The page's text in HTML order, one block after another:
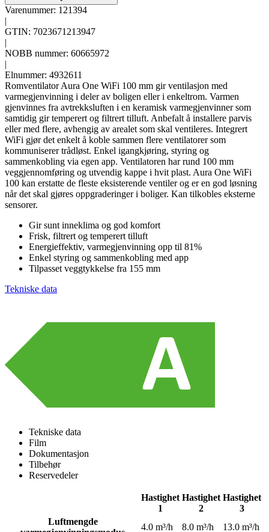
Varenummer: 121394
|
GTIN: 7023671213947
|
NOBB nummer: 60665972
|
Elnummer: 4932611
Romventilator Aura One WiFi 100 mm gir ventilasjon med
varmegjenvinning i deler av boligen eller i enkeltrom. Varmen
gjenvinnes fra avtrekksluften i en keramisk varmegjenvinner som
samtidig gir temperert og filtrert tilluft. Anbefalt å installere parvis
eller med flere, avhengig av arealet som skal ventileres. Integrert
WiFi gjør det enkelt å koble sammen flere ventilatorer som
kommuniserer trådløst. Enkel igangkjøring, styring og
sammenkobling via egen app. Ventilatoren har rund 100 mm
veggjennomføring og utvendig kappe i hvit plast. Aura One WiFi
100 kan erstatte de fleste eksisterende ventiler og er en god løsning
når det skal gjøres oppgraderinger i boliger. Kan tilkobles eksterne
sensorer.
Gir sunt inneklima og god komfort
Frisk, filtrert og temperert tilluft
Energieffektiv, varmegjenvinning opp til 81%
Enkel styring og sammenkobling med app
Tilpasset veggtykkelse fra 155 mm
Tekniske data
Tekniske data
Film
Dokumentasjon
Tilbehør
Reservedeler
Hastighet
1
Hastighet
2
Hastighet
3
Luftmengde
4.0 m³/h 8.0 m³/h 13.0 m³/h